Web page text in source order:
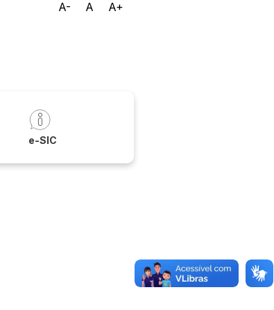
A- A
A+
e-SIC